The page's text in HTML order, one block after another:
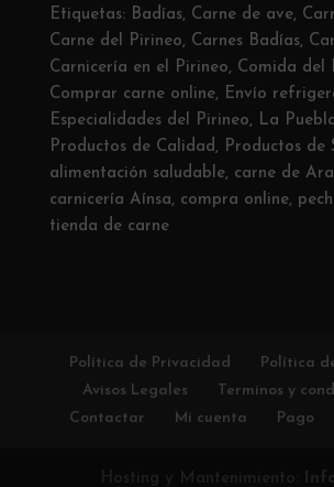
Etiquetas: Badías, Carne de ave,
Carne del Pirineo, Carnes Badías,
Carnicería en el Pirineo, Comida del
Comprar carne online, Envío
Especialidades del Pirineo, La
Productos de Calidad , Productos de
alimentación saludable, carne de
carnicería Aínsa, compra online,
tienda de carne
Política de Privacidad
Política
Avisos Legales
Terminos y
Contactar
Mi cuenta Pago